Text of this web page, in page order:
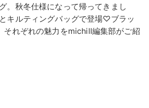
。秋冬仕様になって帰ってきまし
キルティングバッグで登場♡ブラッ
それぞれの魅力をmichill編集部がご紹